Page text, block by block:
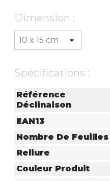
Dimension :
Spécifications :
Référence
Déclinaison
EAN13
Nombre De Feuilles
Reliure
Couleur Produit